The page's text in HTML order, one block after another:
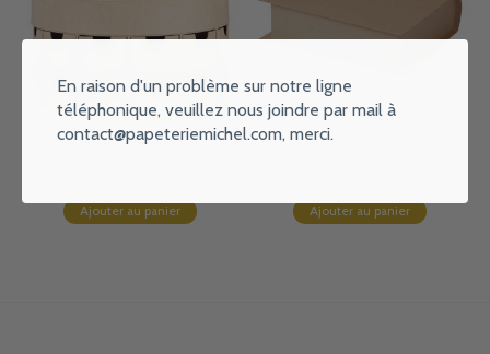
DECOPATCH Calendrier de
Ajouter au panier
DECOPATCH Boîte livre
Ajouter au panier
En raison d'un problème sur notre ligne
téléphonique, veuillez nous joindre par mail à
contact@papeteriemichel.com, merci.